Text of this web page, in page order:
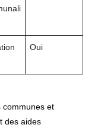
Oui
communes et
des aides